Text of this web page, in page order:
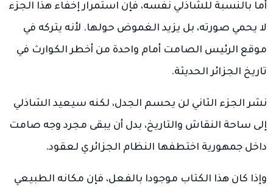
أما بالنسبة للشاذلي نفسه، فإن استمرار إخفاء هذا الجزء
لا يحمي صورته، بل يزيد الغموض حولها. لأنه يتركه في
موقع الرئيس الصامت أمام واحدة من أخطر الكوارث في
تاريخ الجزائر الحديثة.
نشر الجزء الثاني لن يحسم الجدل، لكنه سيعيد الشاذلي
إلى ساحة النقاش والتاريخ، بدل أن يبقى مجرد وجه صامت
داخل جمهورية اختطفها النظام الجزائري لعقود.
وإذا كان هذا الكتاب موجودا بالفعل، فإن مكانه الطبيعي